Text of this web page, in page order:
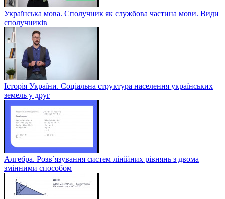
Українська мова. Сполучник як службова частина мови. Види
сполучників
Історія України. Соціальна структура населення українських
земель у друг
Алгебра. Розв`язування систем лінійних рівнянь з двома
змінними способом